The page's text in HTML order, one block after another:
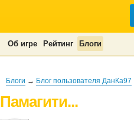
Об игре Рейтинг Блоги
Блоги → Блог пользователя ДанКа97
Памагити...